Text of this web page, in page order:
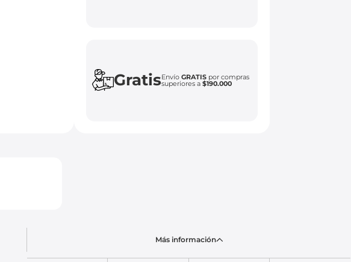
GratisEnvío GRATISpor compras
superiores a $190.000
Más información